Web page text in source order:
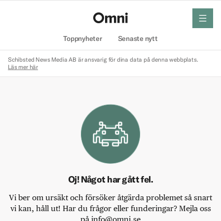
Toppnyheter Senaste nytt
meny
Schibsted News Media AB är ansvarig för dina data på denna webbplats.
Läs mer här
Oj! Något har gått fel.
Vi ber om ursäkt och försöker åtgärda problemet så snart
vi kan, håll ut! Har du frågor eller funderingar? Mejla oss